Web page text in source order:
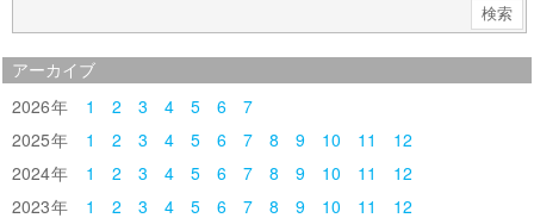
アーカイブ
2026 1 2 3 4 5 6
7
2025
1 2 3 4 5 6 7 8 9 10 11
12
2024
1 2 3 4 5 6 7 8 9 10 11
12
2023
1 2 3 4 5 6 7 8 9 10 11
12